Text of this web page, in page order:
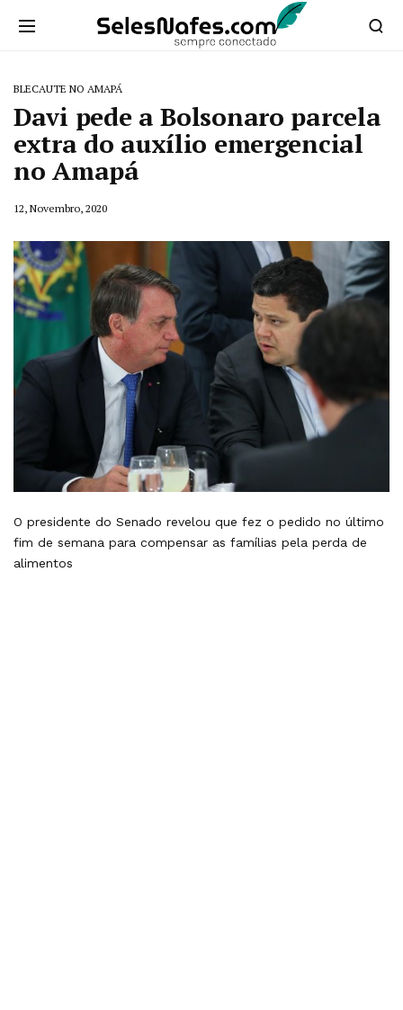
BLECAUTE NO AMAPÁ
Davi pede a Bolsonaro parcela
extra do auxílio emergencial
no Amapá
12, Novembro, 2020
O presidente do Senado revelou que fez o pedido no último
fim de semana para compensar as famílias pela perda de
alimentos